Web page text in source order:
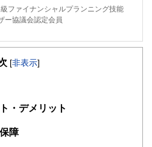
ファイナンシャルプランニング技能
ー協議会認定会員
した人生を生きるには個人がお金に関す
の作成と実行サポートを中心にサービス
中。日本FP協会2017年「くらしとお金
、2018年「FP広報センター」スタッ
[非表示]
・デメリット
障